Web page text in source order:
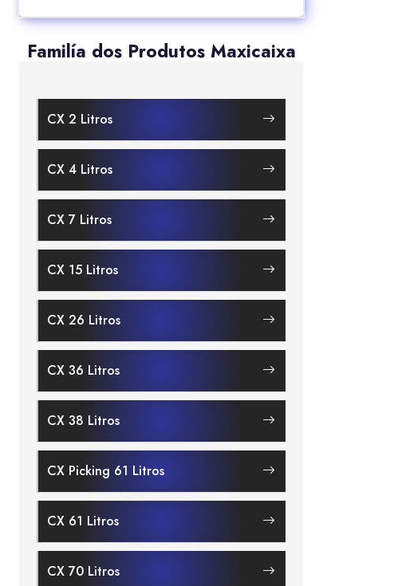
Familía dos Produtos Maxicaixa
CX 2 Litros
CX 4 Litros
CX 7 Litros
CX 15 Litros
CX 26 Litros
CX 36 Litros
CX 38 Litros
CX Picking 61 Litros
CX 61 Litros
CX 70 Litros